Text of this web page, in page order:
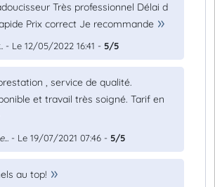
Très professionnel Délai d
Prix correct Je recommande
- Le 12/05/2022 16:41 - 5/5
, service de qualité.
et travail très soigné. Tarif en
- Le 19/07/2021 07:46 - 5/5
au top!